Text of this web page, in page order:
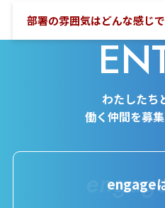
部署の雰囲気はどんな感じ
わたしたち
働く仲間を募
engage